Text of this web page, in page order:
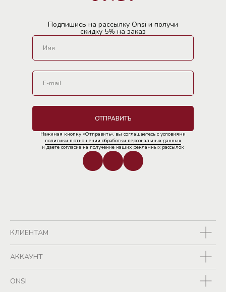
Подпишись на рассылку Onsi и получи
скидку 5% на заказ
ОТПРАВИТЬ
Нажимая кнопку «Отправить», вы соглашаетесь с условиями
политики в отношении обработки персональных данных
и даете согласие на получение наших рекламных рассылок
КЛИЕНТАМ
АККАУНТ
ONSI
Бесплатная доставка при заказе от {{fdp}} руб.